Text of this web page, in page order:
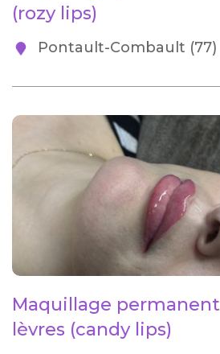
(rozy lips)
Pontault-Combault (77)
Maquillage permanent
lèvres (candy lips)